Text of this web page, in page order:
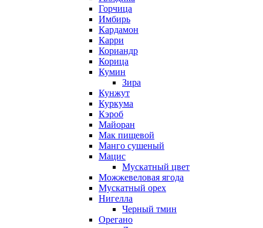
Горчица
Имбирь
Кардамон
Карри
Кориандр
Корица
Кумин
Зира
Кунжут
Куркума
Кэроб
Майоран
Мак пищевой
Манго сушеный
Мацис
Мускатный цвет
Можжевеловая ягода
Мускатный орех
Нигелла
Черный тмин
Орегано